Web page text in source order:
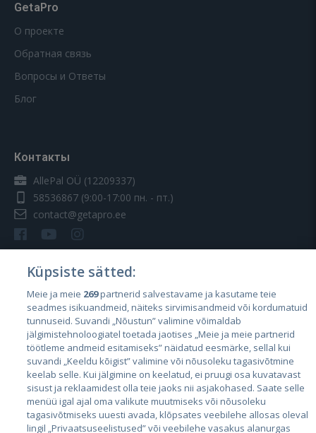
GetaPro
О проекте
Обратная связь
Вопросы и Ответы
Блог
Контакты
AllePal OÜ (12209337)
58536867 (9:00-17:00 пн. - пт.)
contact@getapro.ee
Страны
Эстония
Латвия
Литва
Küpsiste sätted:
Meie ja meie 269partnerid salvestavame ja kasutame teie
seadmes isikuandmeid, näiteks sirvimisandmeid või kordumatuid
tunnuseid. Suvandi „Nõustun” valimine võimaldab
jälgimistehnoloogiatel toetada jaotises „Meie ja meie partnerid
töötleme andmeid esitamiseks” näidatud eesmärke, sellal kui
suvandi „Keeldu kõigist” valimine või nõusoleku tagasivõtmine
keelab selle. Kui jälgimine on keelatud, ei pruugi osa kuvatavast
sisust ja reklaamidest olla teie jaoks nii asjakohased. Saate selle
menüü igal ajal oma valikute muutmiseks või nõusoleku
tagasivõtmiseks uuesti avada, klõpsates veebilehe allosas oleval
lingil „Privaatsuseelistused” või veebilehe vasakus alanurgas